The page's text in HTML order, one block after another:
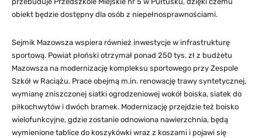
obiekt będzie dostępny dla osób z niepełnosprawnościami.
Sejmik Mazowsza wspiera również inwestycje w infrastrukturę
sportową. Powiat płoński otrzymał ponad 250 tys. zł z budżetu
Mazowsza na modernizację kompleksu sportowego przy Zespole
Szkół w Raciążu. Prace obejmą m.in. renowację trawy syntetycznej,
wymianę zniszczonej siatki ogrodzeniowej wokół boiska, siatek do
piłkochwytów i dwóch bramek. Modernizację przejdzie też boisko
wielofunkcyjne, gdzie zostanie odnowiona nawierzchnia, będą
wymienione tablice do koszykówki wraz z koszami i pojawi się